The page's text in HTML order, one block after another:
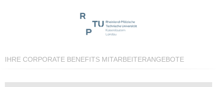
IHRE CORPORATE BENEFITS MITARBEITERANGEBOTE